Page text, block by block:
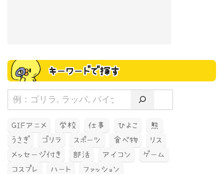
キーワードで探す
GIFアニメ 学校 仕事 ひよこ
熊
うさぎ
ゴリラ スポーツ 食べ物
リス
メッセージ付き
部活 アイコン
ゲーム
コスプレ
ハート
ファッション